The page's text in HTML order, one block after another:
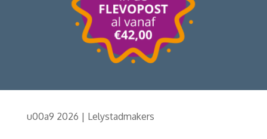
u00a9 2026 | Lelystadmakers